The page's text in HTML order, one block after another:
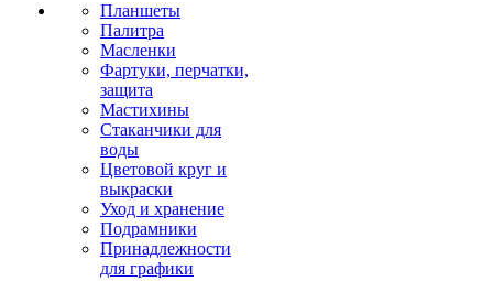
Планшеты
Палитра
Масленки
Фартуки, перчатки,
защита
Мастихины
Стаканчики для
воды
Цветовой круг и
выкраски
Уход и хранение
Подрамники
Принадлежности
для графики